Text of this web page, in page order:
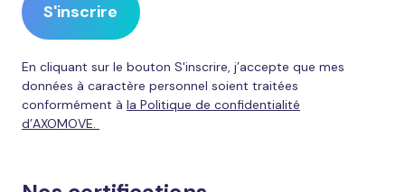
En cliquant sur le bouton S'inscrire, j’accepte que mes
données à caractère personnel soient traitées
conformément à la Politique de confidentialité
d’AXOMOVE.